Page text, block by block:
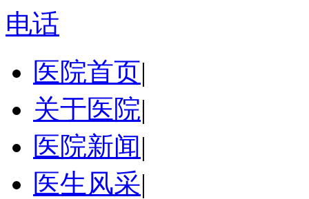
电话
医院首页|
关于医院|
医院新闻|
医生风采|